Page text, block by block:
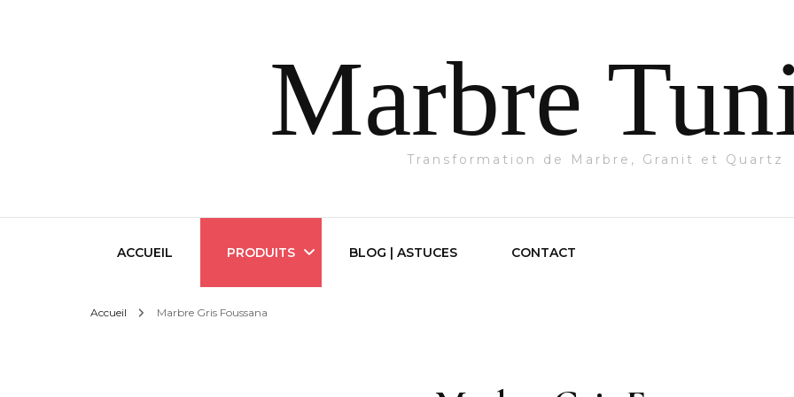
Marbre
Transformation de Marbre, Granit et Quartz
ACCUEIL PRODUITS BLOG | ASTUCES CONTACT
Accueil Marbre Gris Foussana